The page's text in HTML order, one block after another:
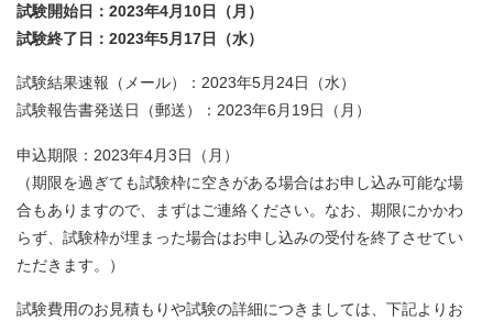
試験開始日：2023年4月10日（月）
試験終了日：2023年5月17日（水）
試験結果速報（メール）：2023年5月24日（水）
試験報告書発送日（郵送）：2023年6月19日（月）
申込期限：2023年4月3日（月）
（期限を過ぎても試験枠に空きがある場合はお申し込み可能な場
合もありますので、まずはご連絡ください。なお、期限にかかわ
らず、試験枠が埋まった場合はお申し込みの受付を終了させてい
ただきます。）
試験費用のお見積もりや試験の詳細につきましては、下記よりお